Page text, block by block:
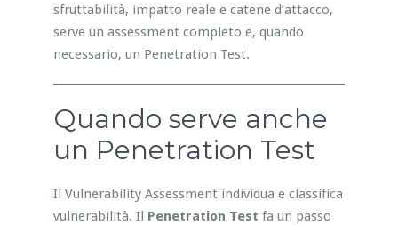
sfruttabilità, impatto reale e catene d’attacco,
serve un assessment completo e, quando
necessario, un Penetration Test.
Quando serve anche
un Penetration Test
Il Vulnerability Assessment individua e classifica
vulnerabilità. Il Penetration Test fa un passo